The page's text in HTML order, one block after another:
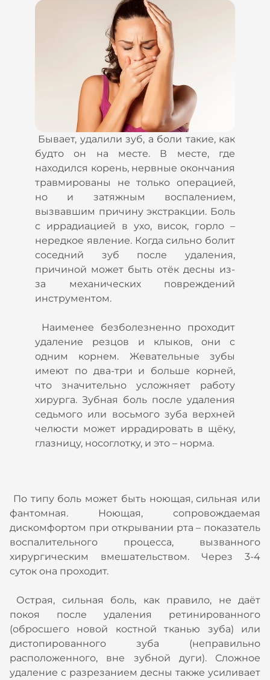
Бывает, удалили зуб, а боли такие, как
будто он на месте. В месте, где
находился корень, нервные окончания
травмированы не только операцией,
но и затяжным воспалением,
вызвавшим причину экстракции. Боль
с иррадиацией в ухо, висок, горло –
нередкое явление. Когда сильно болит
соседний зуб после удаления,
причиной может быть отёк десны из-
за механических повреждений
инструментом.
Наименее безболезненно проходит
удаление резцов и клыков, они с
одним корнем. Жевательные зубы
имеют по два-три и больше корней,
что значительно усложняет работу
хирурга. Зубная боль после удаления
седьмого или восьмого зуба верхней
челюсти может иррадировать в щёку,
глазницу, носоглотку, и это – норма.
По типу боль может быть ноющая, сильная или
фантомная. Ноющая, сопровождаемая
дискомфортом при открывании рта – показатель
воспалительного процесса, вызванного
хирургическим вмешательством. Через 3-4
суток она проходит.
Острая, сильная боль, как правило, не даёт
покоя после удаления ретинированного
(обросшего новой костной тканью зуба) или
дистопированного зуба (неправильно
расположенного, вне зубной дуги). Сложное
удаление с разрезанием десны также усиливает